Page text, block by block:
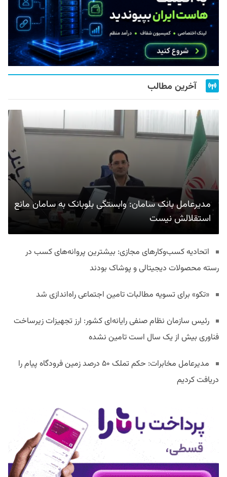
آخرین مطالب
مدیرعامل بانک سامان: وابستگی بلوبانک به سامان مانع
استقلالش نیست
اتحادیه کسب‌وکارهای مجازی: بیشترین پروانه‌های کسب در
رسته محصولات دیجیتالی و پوشاک بودند
«تکو» برای تسویه مطالبات تامین اجتماعی راه‌اندازی شد
رئیس سازمان نظام صنفی رایانه‌ای کشور: ارز تجهیزات زیرساخت
فناوری بیش از یک سال است تامین نشده
مدیرعامل مخابرات: حکم تملک ۵۰ درصد زمین فرودگاه پیام را
دریافت کردیم